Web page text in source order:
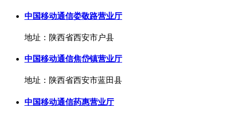
中国移动通信娄敬路营业厅
地址：陕西省西安市户县
中国移动通信焦岱镇营业厅
地址：陕西省西安市蓝田县
中国移动通信药惠营业厅